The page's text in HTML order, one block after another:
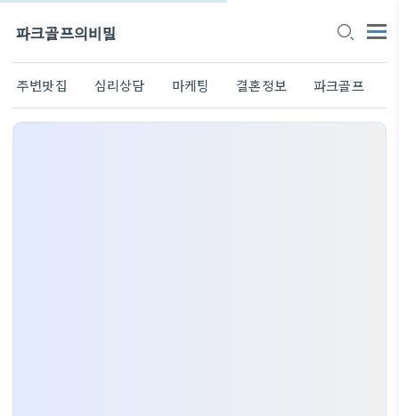
파크골프의비밀
주변맛집 심리상담 마케팅 결혼정보 파크골프